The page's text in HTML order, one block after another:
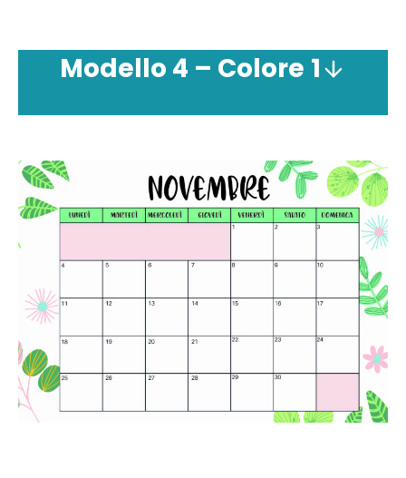
Modello 4 – Colore 1